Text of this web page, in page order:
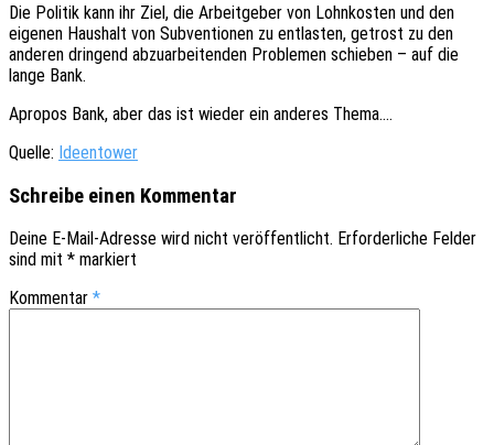
Die Poli­tik kann ihr Ziel, die Arbeit­ge­ber von Lohn­kos­ten und den
eige­nen Haus­halt von Subven­tio­nen zu entlas­ten, getrost zu den
ande­ren drin­gend abzu­ar­bei­ten­den Proble­men schie­ben – auf die
lange Bank.
Apro­pos Bank, aber das ist wieder ein ande­res Thema.…
Quelle: Ideen­tower
Schreibe einen Kommentar
Deine E-Mail-Adresse wird nicht veröffentlicht. Erforderliche Felder
sind mit * markiert
Kommentar *